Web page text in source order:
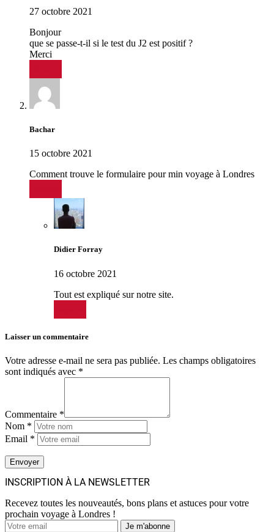
27 octobre 2021
Bonjour
que se passe-t-il si le test du J2 est positif ?
Merci
Bachar
15 octobre 2021
Comment trouve le formulaire pour min voyage à Londres
Didier Forray
16 octobre 2021
Tout est expliqué sur notre site.
Laisser un commentaire
Votre adresse e-mail ne sera pas publiée. Les champs obligatoires
sont indiqués avec *
Commentaire *
Nom *
Email *
INSCRIPTION À LA NEWSLETTER
Recevez toutes les nouveautés, bons plans et astuces pour votre
prochain voyage à Londres !
Je m'abonne